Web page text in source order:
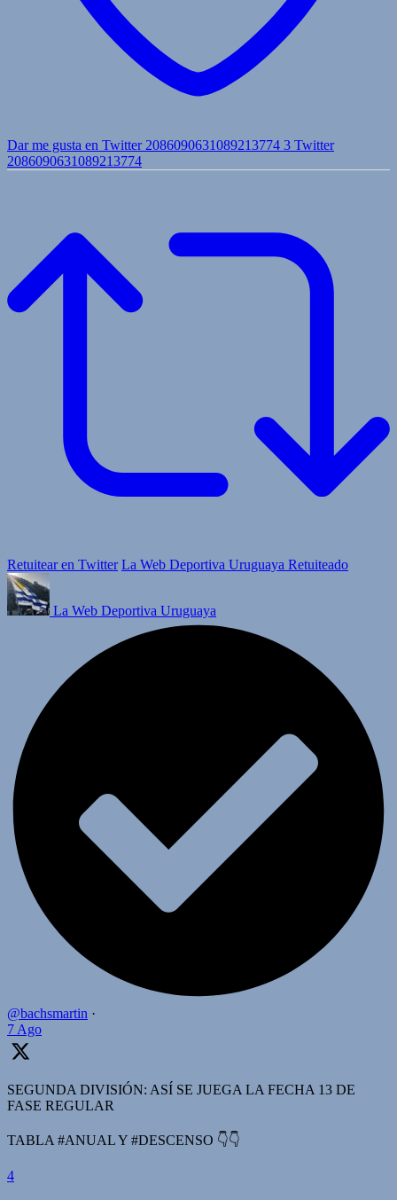
Dar me gusta en Twitter 2086090631089213774 3 Twitter
2086090631089213774
Retuitear en Twitter La Web Deportiva Uruguaya Retuiteado
La Web Deportiva Uruguaya
@bachsmartin ·
7 Ago
SEGUNDA DIVISIÓN: ASÍ SE JUEGA LA FECHA 13 DE
FASE REGULAR
TABLA #ANUAL Y #DESCENSO 👇👇
4